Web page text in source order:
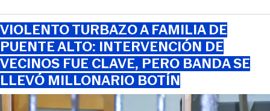
VIOLENTO TURBAZO A FAMILIA DE
PUENTE ALTO: INTERVENCIÓN DE
VECINOS FUE CLAVE, PERO BANDA SE
LLEVÓ MILLONARIO BOTÍN